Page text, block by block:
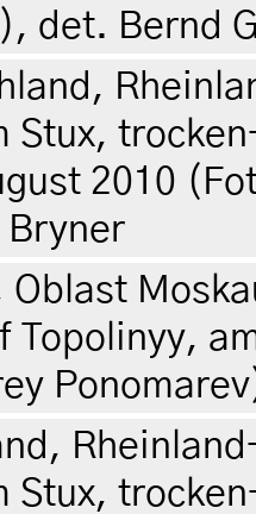
det. Bernd
Stux,
2010
Bryner
Oblast
Topolinyy,
Stux,